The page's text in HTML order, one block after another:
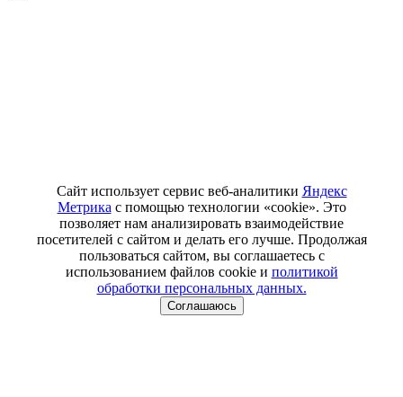
Сайт использует сервис веб-аналитики Яндекс
Метрика с помощью технологии «cookie». Это
позволяет нам анализировать взаимодействие
посетителей с сайтом и делать его лучше. Продолжая
пользоваться сайтом, вы соглашаетесь с
использованием файлов cookie и политикой
обработки персональных данных.
Соглашаюсь